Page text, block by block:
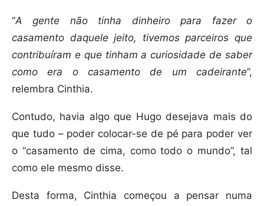
“A gente não tinha dinheiro para fazer o
casamento daquele jeito, tivemos parceiros que
contribuíram e que tinham a curiosidade de saber
como era o casamento de um cadeirante”,
relembra Cinthia.
Contudo, havia algo que Hugo desejava mais do
que tudo – poder colocar-se de pé para poder ver
o “casamento de cima, como todo o mundo”, tal
como ele mesmo disse.
Desta forma, Cinthia começou a pensar numa